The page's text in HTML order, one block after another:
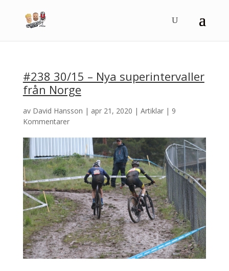
#238 30/15 – Nya superintervaller
från Norge
av David Hansson | apr 21, 2020 | Artiklar| 9
Kommentarer